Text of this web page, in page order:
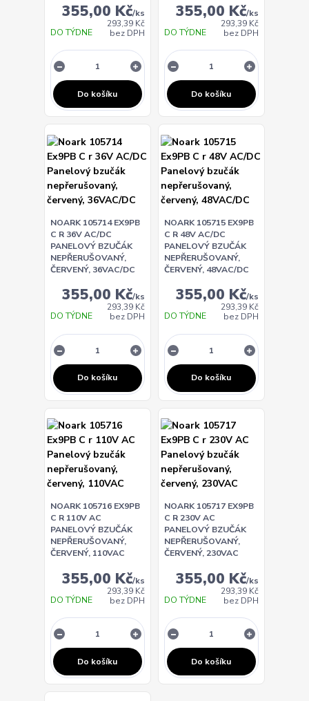
355,00 Kč/ks
293,39 Kč
bez DPH
DO TÝDNE
Do košíku
355,00 Kč/ks
293,39 Kč
bez DPH
DO TÝDNE
Do košíku
NOARK 105714 EX9PB
C R 36V AC/DC
PANELOVÝ BZUČÁK
NEPŘERUŠOVANÝ,
ČERVENÝ, 36VAC/DC
355,00 Kč/ks
293,39 Kč
bez DPH
DO TÝDNE
Do košíku
NOARK 105715 EX9PB
C R 48V AC/DC
PANELOVÝ BZUČÁK
NEPŘERUŠOVANÝ,
ČERVENÝ, 48VAC/DC
355,00 Kč/ks
293,39 Kč
bez DPH
DO TÝDNE
Do košíku
NOARK 105716 EX9PB
C R 110V AC
PANELOVÝ BZUČÁK
NEPŘERUŠOVANÝ,
ČERVENÝ, 110VAC
355,00 Kč/ks
293,39 Kč
bez DPH
DO TÝDNE
Do košíku
NOARK 105717 EX9PB
C R 230V AC
PANELOVÝ BZUČÁK
NEPŘERUŠOVANÝ,
ČERVENÝ, 230VAC
355,00 Kč/ks
293,39 Kč
bez DPH
DO TÝDNE
Do košíku